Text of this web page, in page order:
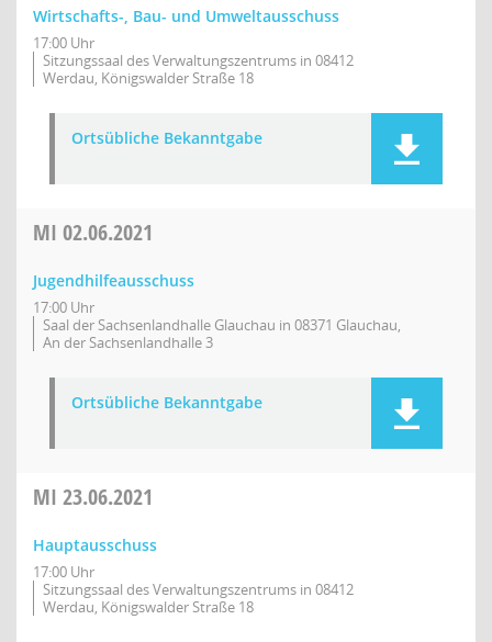
Wirtschafts-, Bau- und Umweltausschuss
17:00 Uhr
Sitzungssaal des Verwaltungszentrums in 08412
Werdau, Königswalder Straße 18
Ortsübliche Bekanntgabe
MI 02.06.2021
Jugendhilfeausschuss
17:00 Uhr
Saal der Sachsenlandhalle Glauchau in 08371 Glauchau,
An der Sachsenlandhalle 3
Ortsübliche Bekanntgabe
MI 23.06.2021
Hauptausschuss
17:00 Uhr
Sitzungssaal des Verwaltungszentrums in 08412
Werdau, Königswalder Straße 18